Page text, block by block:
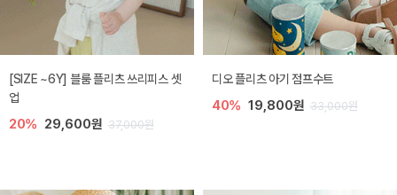
[SIZE ~6Y] 블룸 플리츠 쓰리피스 셋
업
20% 29,600원 37,000원
디오 플리츠 아기 점프수트
40% 19,800원 33,000원